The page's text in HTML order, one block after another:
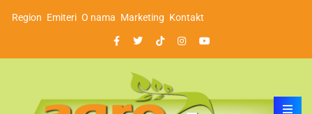
Region Emiteri O nama Marketing Kontakt